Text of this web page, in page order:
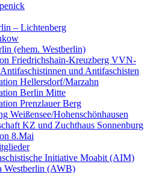
– Lichtenberg
(ehem. Westberlin)
Friedrichshain-Kreuzberg VVN-
und Antifaschisten
Hellersdorf/Marzahn
Berlin Mitte
Prenzlauer Berg
Weißensee/Hohenschönhausen
KZ und Zuchthaus Sonnenburg
8.Mai
Initiative Moabit (AIM)
(AWB)